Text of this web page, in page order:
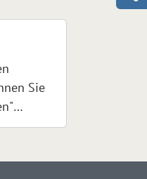
Sie
und